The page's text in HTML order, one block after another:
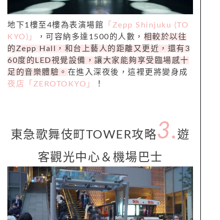
地下1樓至4樓為表演場館
「Zepp Shinjuku (TO
KYO)」
，可容納多達1500的人數， 相較於以往
的Zepp Hall，和台上藝人的距離又更近，還有3
60度的LED視覺設備，讓大家能夠享受臨場感十
足的音樂體驗。 在進入深夜後，這裡更將變身成
夜店「ZEROTOKYO」
！
東急歌舞伎町TOWER攻略3. 遊
客觀光中心＆機場巴士